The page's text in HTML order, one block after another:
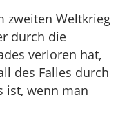
zweiten Weltkrieg
durch die
verloren hat,
des Falles durch
ist, wenn man